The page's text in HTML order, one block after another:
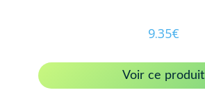
9.35€
Voir ce produit